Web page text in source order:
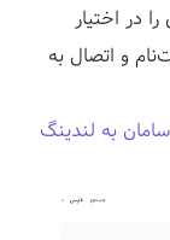
در اختیار
و اتصال به
به لندینگ